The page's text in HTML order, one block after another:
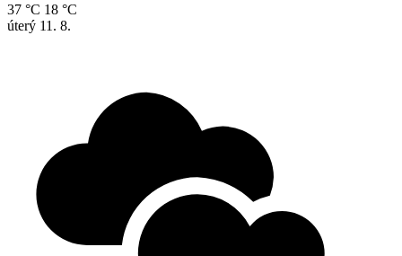
37 °C 18 °C
úterý 11. 8.